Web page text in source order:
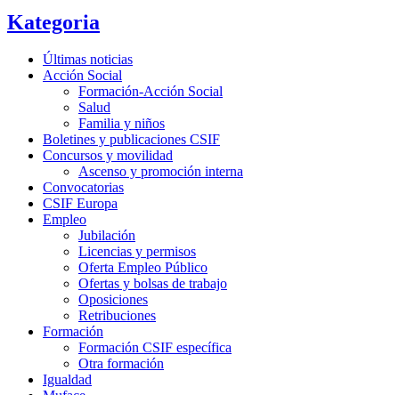
Kategoria
Últimas noticias
Acción Social
Formación-Acción Social
Salud
Familia y niños
Boletines y publicaciones CSIF
Concursos y movilidad
Ascenso y promoción interna
Convocatorias
CSIF Europa
Empleo
Jubilación
Licencias y permisos
Oferta Empleo Público
Ofertas y bolsas de trabajo
Oposiciones
Retribuciones
Formación
Formación CSIF específica
Otra formación
Igualdad